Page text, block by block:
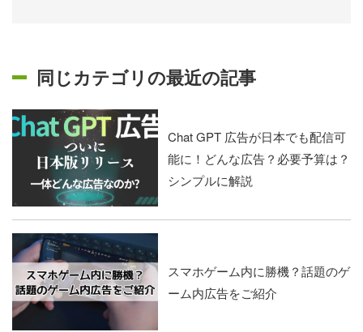
同じカテゴリの最近の記事
Chat GPT 広告が日本でも配信可
能に！どんな広告？必要予算は？
シンプルに解説
スマホゲーム内に勝機？話題のゲ
ーム内広告をご紹介